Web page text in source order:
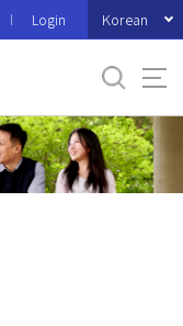
Login Korean